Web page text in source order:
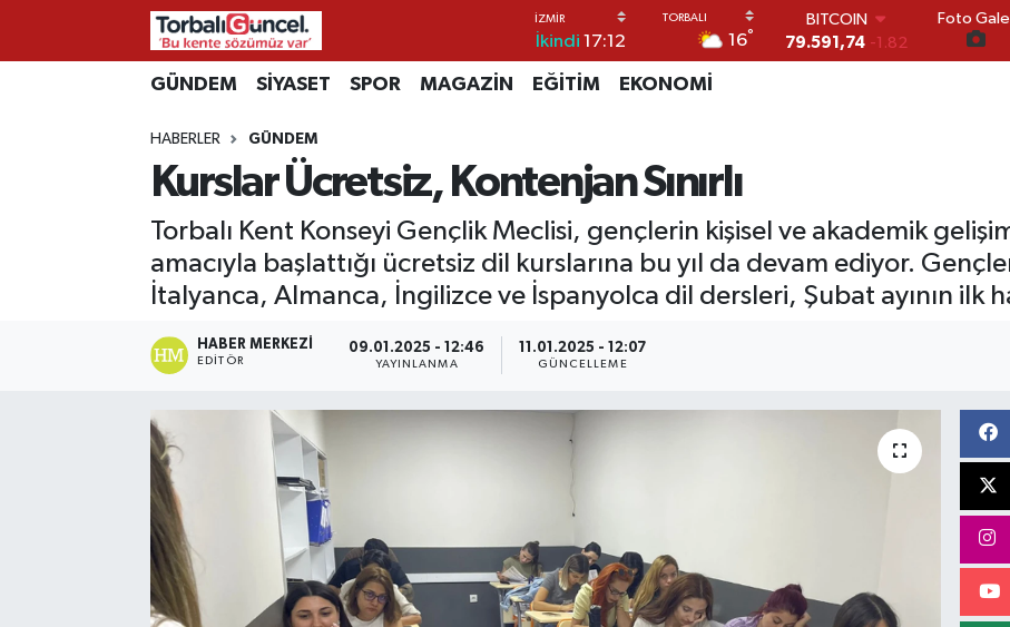
İkindi 17:12 16°
DOLAR
45,43620 0.02
EURO
14.598,00 0
BITCOIN
79.591,74 -1.82
Foto
GÜNDEM SİYASET SPOR MAGAZİN EĞİTİM EKONOMİ
HABERLER GÜNDEM
Kurslar Ücretsiz, Kontenjan Sınırlı
Torbalı Kent Konseyi Gençlik Meclisi, gençlerin kişisel ve akademik
amacıyla başlattığı ücretsiz dil kurslarına bu yıl da devam ediyor.
İtalyanca, Almanca, İngilizce ve İspanyolca dil dersleri, Şubat ayının ilk
HABER MERKEZI
EDITÖR
09.01.2025 - 12:46
YAYINLANMA
11.01.2025 - 12:07
GÜNCELLEME
İzmir Nöbetçi Eczaneler
İzmir Hava Durumu
İzmir Namaz Vakitleri
İzmir Trafik Yoğunluk Haritası
Süper Lig Puan Durumu ve Fikstür
Tüm Manşetler
Son Dakika Haberleri
Haber Arşivi